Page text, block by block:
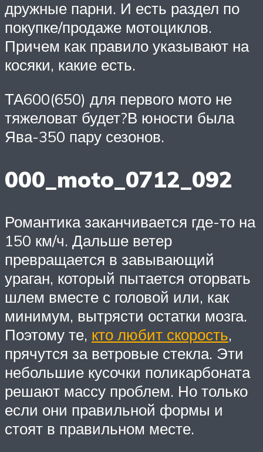
дружные парни. И есть раздел по
покупке/продаже мотоциклов.
Причем как правило указывают на
косяки, какие есть.
ТА600(650) для первого мото не
тяжеловат будет?В юности была
Ява-350 пару сезонов.
000_moto_0712_092
Романтика заканчивается где-то на
150 км/ч. Дальше ветер
превращается в завывающий
ураган, который пытается оторвать
шлем вместе с головой или, как
минимум, вытрясти остатки мозга.
Поэтому те, кто любит скорость,
прячутся за ветровые стекла. Эти
небольшие кусочки поликарбоната
решают массу проблем. Но только
если они правильной формы и
стоят в правильном месте.